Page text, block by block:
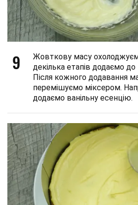
9
Жовткову масу
декілька етапів додаємо
Після кожного додавання
перемішуємо міксером.
додаємо ванільну есенцію.